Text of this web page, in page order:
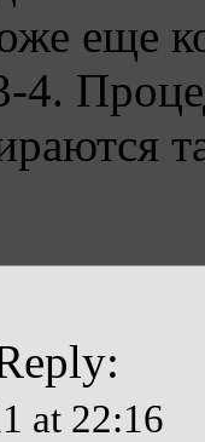
еще
4.
at 22:16